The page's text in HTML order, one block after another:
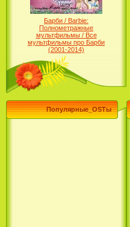
Барби / Barbie:
Полнометражные
мультфильмы / Все
мультфильмы про Барби
(2001-2014)
Популярные_OSTы